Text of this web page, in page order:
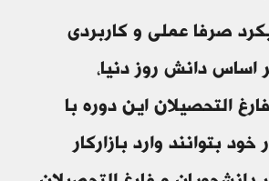
صرفا عملی و کاربردی
اساس دانش روز دنیا،
التحصیلان این دوره با
بتوانند وارد بازارکار